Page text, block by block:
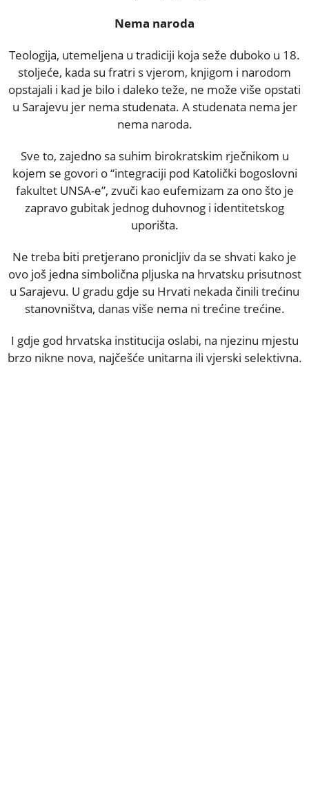
Nema naroda
Teologija, utemeljena u tradiciji koja seže duboko u 18.
stoljeće, kada su fratri s vjerom, knjigom i narodom
opstajali i kad je bilo i daleko teže, ne može više opstati
u Sarajevu jer nema studenata. A studenata nema jer
nema naroda.
Sve to, zajedno sa suhim birokratskim rječnikom u
kojem se govori o “integraciji pod Katolički bogoslovni
fakultet UNSA-e”, zvuči kao eufemizam za ono što je
zapravo gubitak jednog duhovnog i identitetskog
uporišta.
Ne treba biti pretjerano pronicljiv da se shvati kako je
ovo još jedna simbolična pljuska na hrvatsku prisutnost
u Sarajevu. U gradu gdje su Hrvati nekada činili trećinu
stanovništva, danas više nema ni trećine trećine.
I gdje god hrvatska institucija oslabi, na njezinu mjestu
brzo nikne nova, najčešće unitarna ili vjerski selektivna.